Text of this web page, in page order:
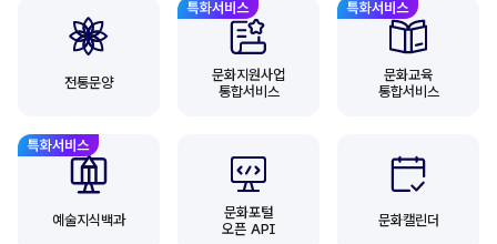
전통문양
문화지원사업
통합서비스
문화교육
통합서비스
예술지식백과
문화포털
오픈 API
문화캘린더